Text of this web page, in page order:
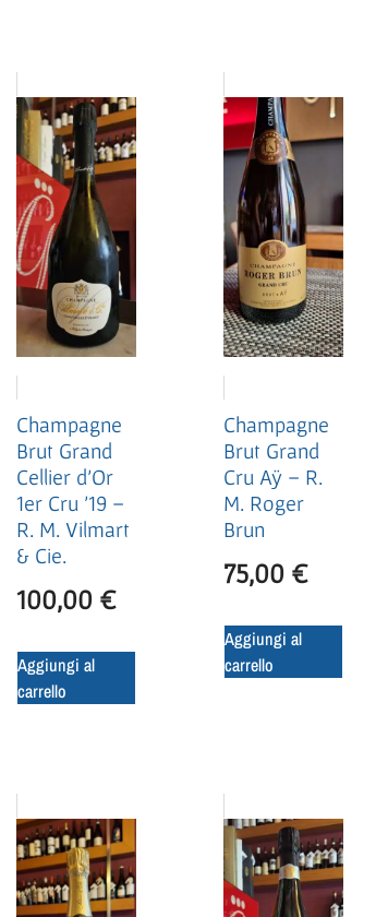
Champagne
Brut Grand
Cellier d’Or
1er Cru ’19 –
R. M. Vilmart
& Cie.
100,00 €
Aggiungi al
carrello
Champagne
Brut Grand
Cru Aÿ – R.
M. Roger
Brun
75,00 €
Aggiungi al
carrello